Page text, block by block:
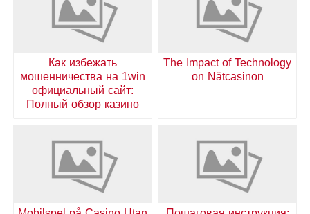
The Impact of Technology
on Nätcasinon
Как избежать
мошенничества на 1win
официальный сайт:
Полный обзор казино